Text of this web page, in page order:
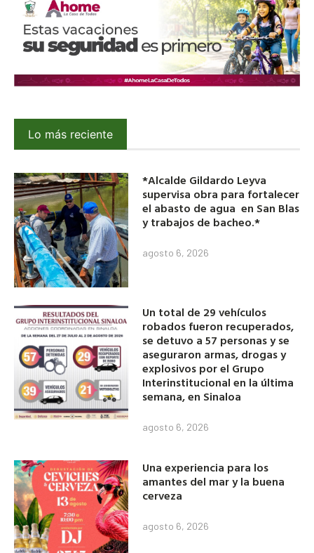
Lo más reciente
*Alcalde Gildardo Leyva
supervisa obra para fortalecer
el abasto de agua en San Blas
y trabajos de bacheo.*
agosto 6, 2026
Un total de 29 vehículos
robados fueron recuperados,
se detuvo a 57 personas y se
aseguraron armas, drogas y
explosivos por el Grupo
Interinstitucional en la última
semana, en Sinaloa
agosto 6, 2026
Una experiencia para los
amantes del mar y la buena
cerveza
agosto 6, 2026